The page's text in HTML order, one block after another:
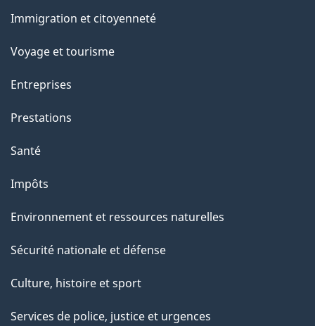
e
t
e
a
g
sujets
Immigration et citoyenneté
Voyage et tourisme
Entreprises
Prestations
Santé
Impôts
Environnement et ressources naturelles
Sécurité nationale et défense
Culture, histoire et sport
Services de police, justice et urgences